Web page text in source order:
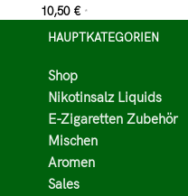
10,50 € *
HAUPTKATEGORIEN
Shop
Nikotinsalz Liquids
E-Zigaretten Zubehör
Mischen
Aromen
Sales